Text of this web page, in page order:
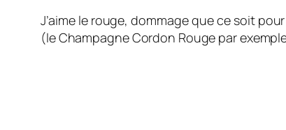
J’aime le rouge, dommage que ce soit
(le Champagne Cordon Rouge par